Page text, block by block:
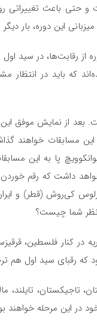
و حتی باعث
این دوره، بار دیگر
از رقابت‌ها، در سید
که باید در
بعد از نمایش موفق
سال ۲۰۱۵ پا به این
پا به این
داشت که رقم
کی‌روش (قطر) و
نظر شما چیست؟
کنار فلسطین،
که رقبای سید اول هم
تاجیکستان،
در این مرحله خواهند